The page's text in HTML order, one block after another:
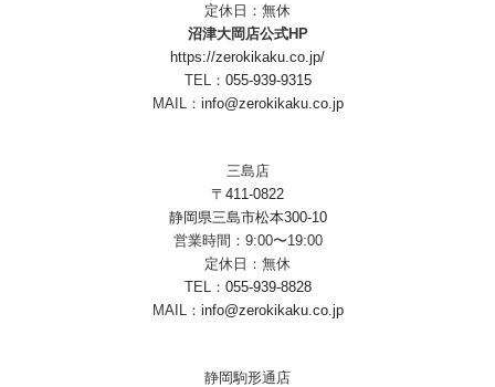
定休日：無休
沼津大岡店公式HP
https://zerokikaku.co.jp/
TEL： 055-939-9315
MAIL： info@zerokikaku.co.jp
三島店
〒411-0822
静岡県三島市松本300-10
営業時間：9:00〜19:00
定休日：無休
TEL： 055-939-8828
MAIL： info@zerokikaku.co.jp
静岡駒形通店